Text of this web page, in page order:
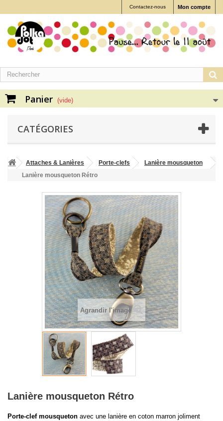
Mon compte
Contactez-nous
Panier (vide)
CATÉGORIES
Attaches & Lanières Porte-clefs
Lanière mousqueton
Lanière mousqueton Rétro
Agrandir l'image
Lanière mousqueton Rétro
Porte-clef mousqueton avec une lanière en coton marron joliment